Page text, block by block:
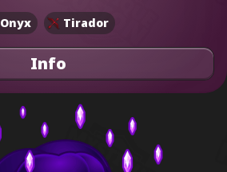
Onyx Tirador
Info